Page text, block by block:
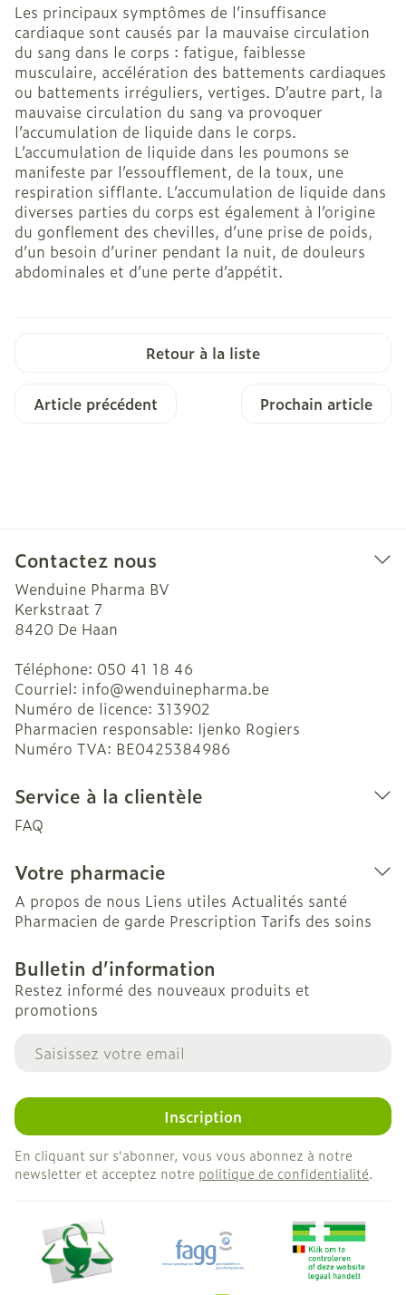
Les principaux symptômes de l’insuffisance
cardiaque sont causés par la mauvaise circulation
du sang dans le corps : fatigue, faiblesse
musculaire, accélération des battements cardiaques
ou battements irréguliers, vertiges. D’autre part, la
mauvaise circulation du sang va provoquer
l’accumulation de liquide dans le corps.
L’accumulation de liquide dans les poumons se
manifeste par l’essoufflement, de la toux, une
respiration sifflante. L’accumulation de liquide dans
diverses parties du corps est également à l’origine
du gonflement des chevilles, d’une prise de poids,
d’un besoin d’uriner pendant la nuit, de douleurs
abdominales et d’une perte d’appétit.
Retour à la liste
Article précédent Prochain article
Contactez nous
Wenduine Pharma BV
Kerkstraat 7
8420 De Haan
Téléphone: 050 41 18 46
Courriel: info@wenduinepharma.be
Numéro de licence: 313902
Pharmacien responsable: Ijenko Rogiers
Numéro TVA: BE0425384986
Service à la clientèle
FAQ
Votre pharmacie
A propos de nous Liens utiles Actualités santé
Pharmacien de garde Prescription Tarifs des soins
Bulletin d’information
Restez informé des nouveaux produits et
promotions
Adresse mail
Inscription
En cliquant sur s'abonner, vous vous abonnez à notre
newsletter et acceptez notre politique de confidentialité.